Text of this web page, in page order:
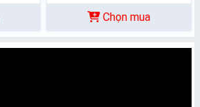
Chọn mua